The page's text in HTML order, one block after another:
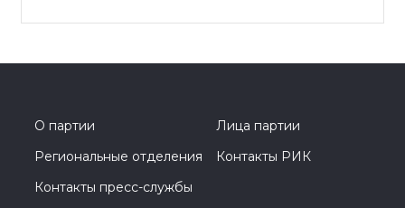
О партии
Лица партии
Региональные отделения
Контакты РИК
Контакты пресс-службы